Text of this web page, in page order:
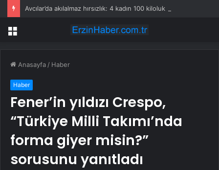
Menü
Anasayfa / Haber
Haber
Fener’in yıldızı Crespo,
“Türkiye Milli Takımı’nda
forma giyer misin?”
sorusunu yanıtladı